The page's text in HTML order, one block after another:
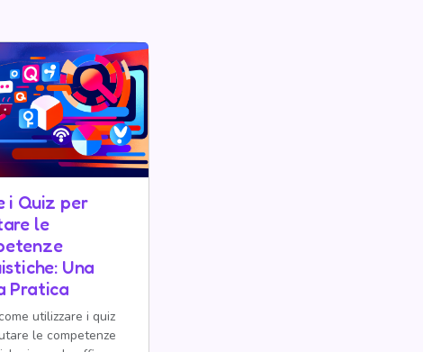
i Quiz per
le
Una
Pratica
utilizzare i quiz
le competenze